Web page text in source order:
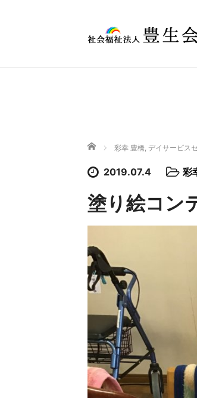
ホーム 彩幸 豊橋, デイサービス
2019.07.4 彩
塗り絵コン